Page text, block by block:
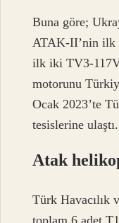
Buna göre;
ATAK-II’nin ilk
ilk iki TV3-
motorunu
Ocak 2023’te
tesislerine ulaştı.
Atak
Türk Havacılık
toplam 6 adet